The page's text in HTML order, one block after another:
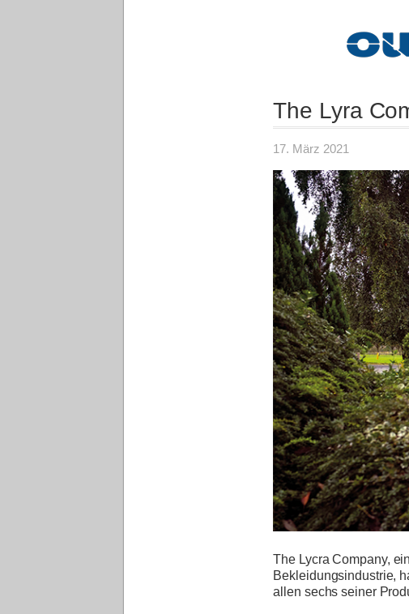
The Lyra
17. März 2021
The Lycra Company,
Bekleidungsindustrie,
allen sechs seiner